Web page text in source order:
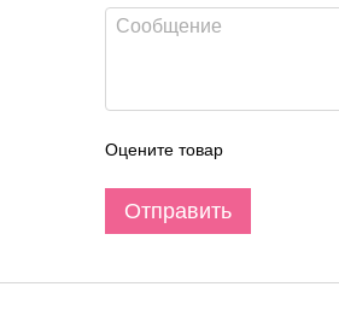
Оцените товар
Отправить